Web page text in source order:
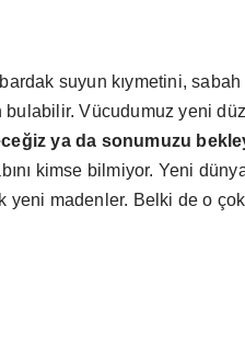
suyun kıymetini, sabah
bulabilir. Vücudumuz yeni
ya da sonumuzu
kimse bilmiyor. Yeni
yeni madenler. Belki de o